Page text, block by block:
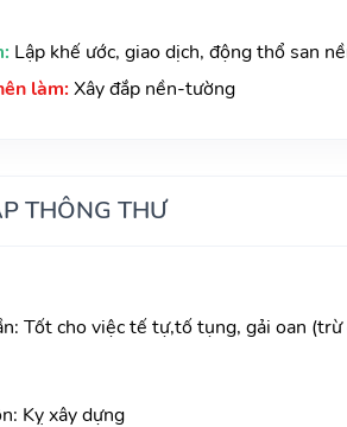
Lập khế ước, giao dịch, động thổ san
làm: Xây đắp nền-tường
THÔNG THƯ
Tốt cho việc tế tự,tố tụng, gải oan (trừ
Kỵ xây dựng